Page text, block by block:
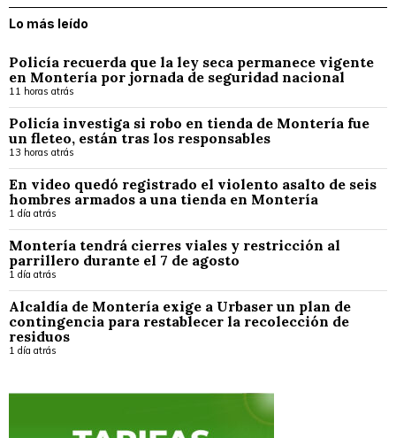
Lo más leído
Policía recuerda que la ley seca permanece vigente
en Montería por jornada de seguridad nacional
11 horas atrás
Policía investiga si robo en tienda de Montería fue
un fleteo, están tras los responsables
13 horas atrás
En video quedó registrado el violento asalto de seis
hombres armados a una tienda en Montería
1 día atrás
Montería tendrá cierres viales y restricción al
parrillero durante el 7 de agosto
1 día atrás
Alcaldía de Montería exige a Urbaser un plan de
contingencia para restablecer la recolección de
residuos
1 día atrás